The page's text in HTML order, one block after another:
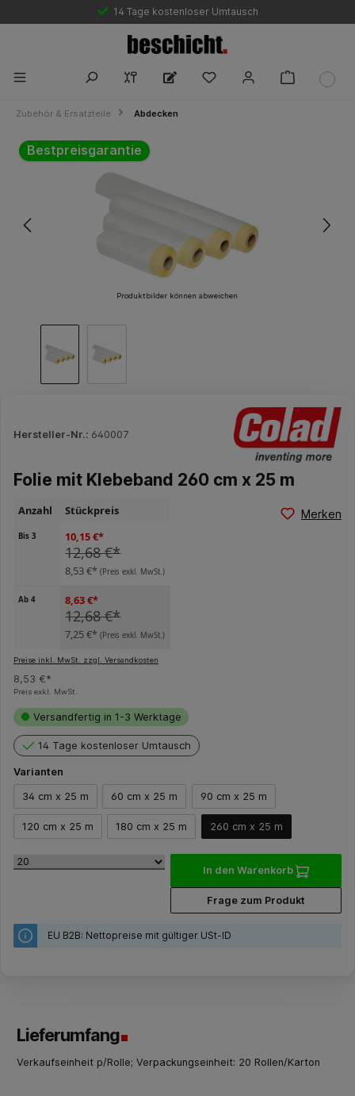
14 Tage kostenloser Umtausch
Zubehör & Ersatzteile Abdecken
Bildergalerie überspringen
Bestpreisgarantie
Produktbilder können abweichen
Hersteller-Nr.: 640007
Folie mit Klebeband 260 cm x 25 m
Anzahl Stückpreis
Bis3 10,15 €*
12,68 €*
8,53 €*(Preis exkl. MwSt.)
Ab4 8,63 €*
12,68 €*
7,25 €*(Preis exkl. MwSt.)
Merken
Preise inkl. MwSt. zzgl. Versandkosten
8,53 €*
Preis exkl. MwSt.
Versandfertig in 1-3 Werktage
14 Tage kostenloser Umtausch
Varianten
34 cm x 25 m 60 cm x 25 m 90 cm x 25 m
120 cm x 25 m 180 cm x 25 m 260 cm x 25 m
In den Warenkorb
Frage zum Produkt
EU B2B: Nettopreise mit gültiger USt-ID
Lieferumfang
Verkaufseinheit p/Rolle; Verpackungseinheit: 20 Rollen/Karton